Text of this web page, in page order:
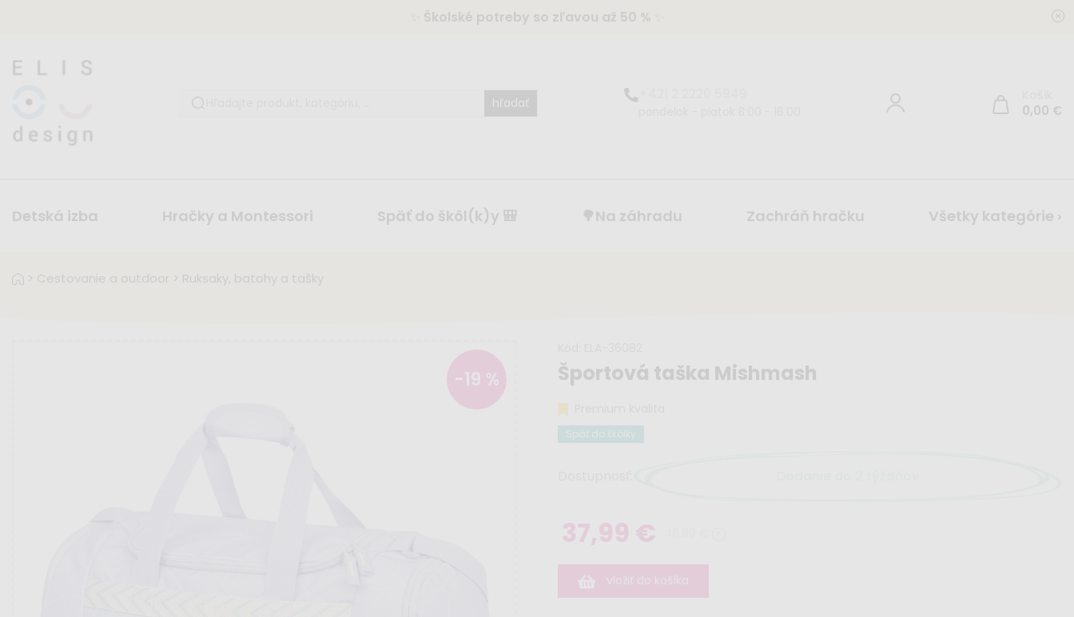
Školské potreby so zľavou až 50 %
hľadať
0,00 €
Detská izba Hračky a Montessori Späť do škôl(k)y 🎒 🌳Na záhradu Zachráň hračku Všetky kategórie ›
> Cestovanie a outdoor > Ruksaky, batohy a tašky
Športová taška Mishmash
Späť do škôlky
37,99 €
vložiť do košíka
-19 %